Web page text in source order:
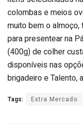
colombas e meios
muito bem o
para presentear na
(400g) de colher
disponíveis nas
brigadeiro e Talento,
Tags: Extra Mercado